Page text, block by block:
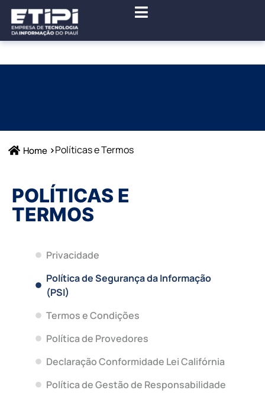
Home Políticas e Termos
POLÍTICAS E
TERMOS
Privacidade
Política de Segurança da Informação
(PSI)
Termos e Condições
Política de Provedores
Declaração Conformidade Lei Califórnia
Política de Gestão de Responsabilidade